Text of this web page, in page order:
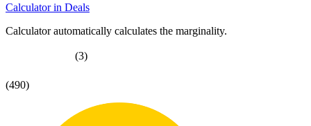
Calculator in Deals
Calculator automatically calculates the marginality.
(3)
(490)